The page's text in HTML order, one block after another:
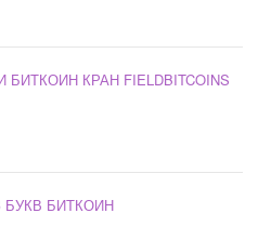
БИТКОИН КРАН FIELDBITCOINS
БИТКОИН